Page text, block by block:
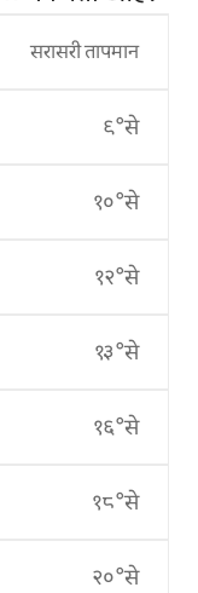
सरासरी तापमान
९°से
१०°से
१२°से
१३°से
१६°से
१८°से
२०°से